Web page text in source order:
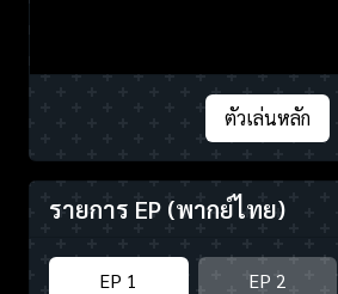
ตัวเล่นหลัก
รายการ EP (พากย์ไทย)
EP 1 EP 2